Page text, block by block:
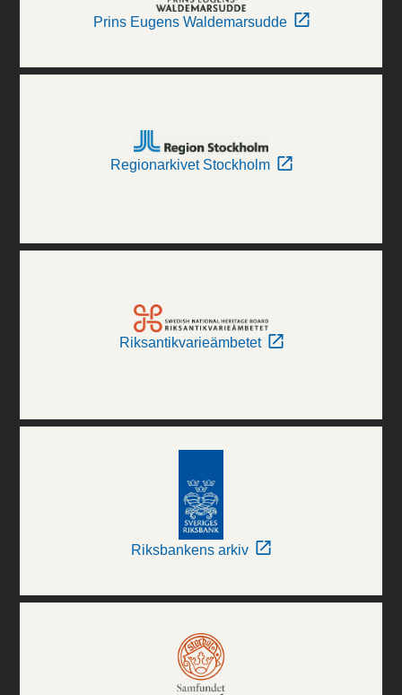
Prins Eugens Waldemarsudde
Regionarkivet Stockholm
Riksantikvarieämbetet
Riksbankens arkiv